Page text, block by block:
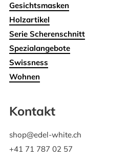
Gesichtsmasken
Holzartikel
Serie Scherenschnitt
Spezialangebote
Swissness
Wohnen
Kontakt
shop@edel-white.ch
+41 71 787 02 57